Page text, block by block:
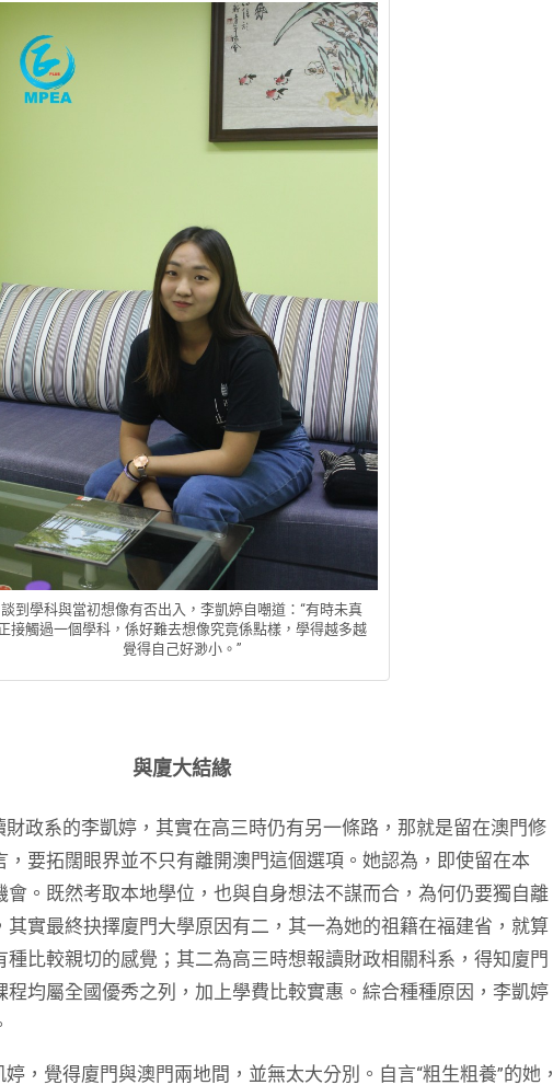
談到學科與當初想像有否出入，李凱婷自嘲道：“有時未真
接觸過一個學科，係好難去想像究竟係點樣，學得越多越
覺得自己好渺小。”
與廈大結緣
系的李凱婷，其實在高三時仍有另一條路，那就是留在澳門修
，要拓闊眼界並不只有離開澳門這個選項。她認為，即使留在本
會。既然考取本地學位，也與自身想法不謀而合，為何仍要獨自離
其實最終抉擇廈門大學原因有二，其一為她的祖籍在福建省，就算
比較親切的感覺；其二為高三時想報讀財政相關科系，得知廈門
程均屬全國優秀之列，加上學費比較實惠。綜合種種原因，李凱婷
覺得廈門與澳門兩地間，並無太大分別。自言“粗生粗養”的她，